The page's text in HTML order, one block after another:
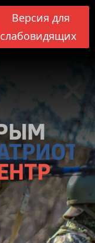
Версия для
слабовидящих